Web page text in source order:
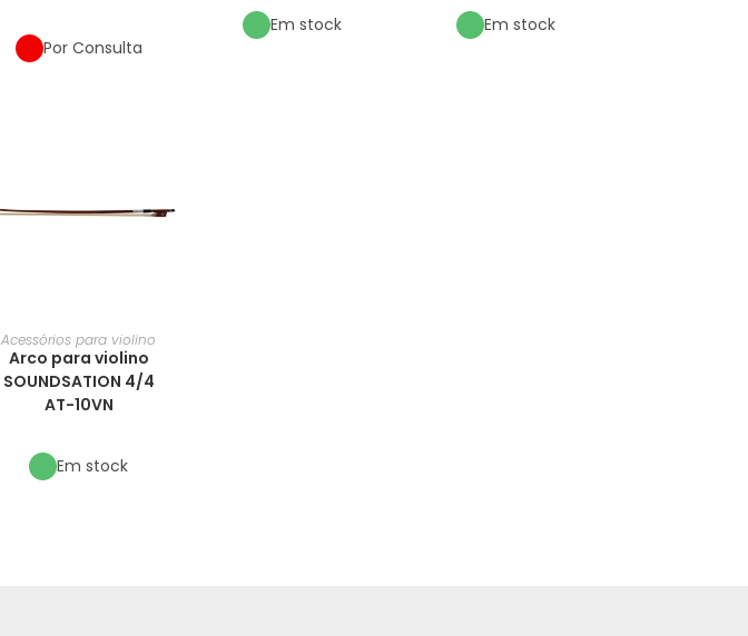
Por Consulta
Em stock Em stock
Acessórios para violino
Arco para violino
SOUNDSATION 4/4
AT-10VN
Em stock